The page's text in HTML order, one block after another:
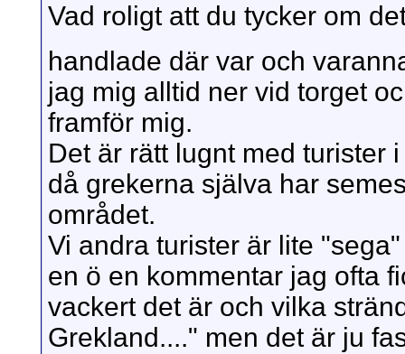
Vad roligt att du tycker om
handlade där var och
jag mig alltid ner vid torget
framför mig.
Det är rätt lugnt med turister
då grekerna själva har
området.
Vi andra turister är lite
en ö en kommentar jag ofta
vackert det är och vilka
Grekland...." men det är ju